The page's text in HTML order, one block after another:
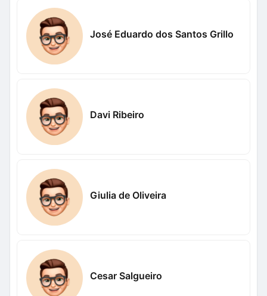
José Eduardo dos Santos Grillo
Davi Ribeiro
Giulia de Oliveira
Cesar Salgueiro